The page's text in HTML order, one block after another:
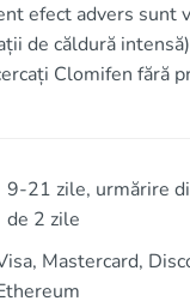
efect advers sunt
de căldură
Clomifen fără
9-21 zile, urmărire
de 2 zile
Mastercard,